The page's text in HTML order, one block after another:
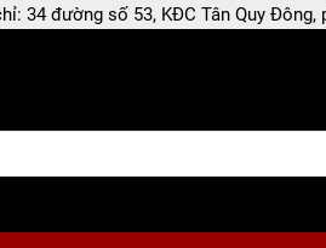
34 đường số 53, KĐC Tân Quy